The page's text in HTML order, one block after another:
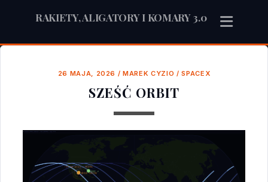
RAKIETY, ALIGATORY I KOMARY 3.0
26 MAJA, 2026 /MAREK CYZIO /SPACEX
SZEŚĆ ORBIT